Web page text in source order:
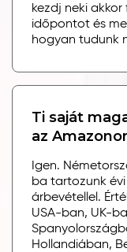
kezdj neki
időpontot és
hogyan tudunk
Ti saját
az
Igen.
ba tartozunk
árbevétellel.
USA-ban, UK-
Hollandiában,